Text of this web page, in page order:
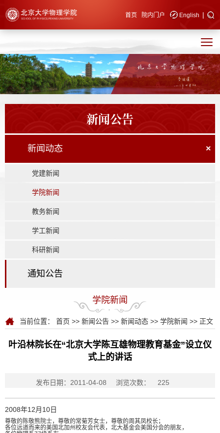
快速导航 首页 院内门户 English |
新闻公告
新闻动态 ×
党建新闻
学院新闻
教务新闻
学工新闻
科研新闻
通知公告
学院新闻
当前位置： 首页 >> 新闻公告 >> 新闻动态 >> 学院新闻 >> 正文
叶沿林院长在“北京大学陈互雄物理教育基金”设立仪
式上的讲话
发布日期：2011-04-08 浏览次数： 225
2008年12月10日
尊敬的陈敬熊院士，尊敬的常菊芳女士，尊敬的周其凤校长；
各位远道而来的美国北加州校友会代表，北大基金会美国分会的朋友，